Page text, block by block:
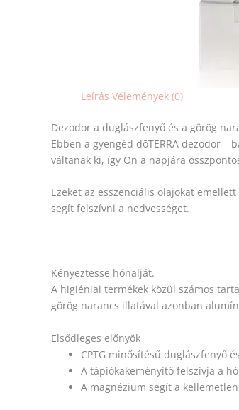
Leírás Vélemények (0)
Dezodor a duglászfenyő és a görög
Ebben a gyengéd dōTERRA dezodor
váltanak ki, így Ön a napjára
Ezeket az esszenciális olajokat
segít felszívni a nedvességet.
Kényeztesse hónalját.
A higiéniai termékek közül számos
görög narancs illatával azonban
Elsődleges előnyök
CPTG minősítésű duglászfenyő
A tápiókakeményítő felszívja a
A magnézium segít a